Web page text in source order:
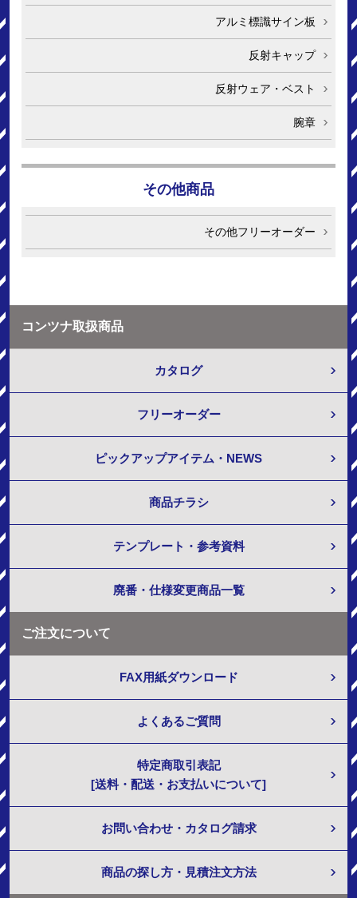
アルミ標識サイン板
反射キャップ
反射ウェア・ベスト
腕章
その他商品
その他フリーオーダー
コンツナ取扱商品
カタログ
フリーオーダー
ピックアップアイテム・NEWS
商品チラシ
テンプレート・参考資料
廃番・仕様変更商品一覧
ご注文について
FAX用紙ダウンロード
よくあるご質問
特定商取引表記
[送料・配送・お支払いについて]
お問い合わせ・カタログ請求
商品の探し方・見積注文方法